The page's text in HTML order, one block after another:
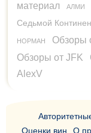
материал
АЛМИ
Седьмой
НОРМАН
Обзоры
Обзоры от JFK
AlexV
Оценки вин
О